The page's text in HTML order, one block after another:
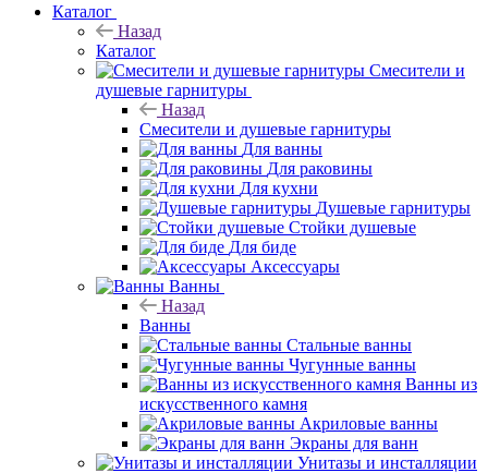
Каталог
Назад
Каталог
Смесители и
душевые гарнитуры
Назад
Смесители и душевые гарнитуры
Для ванны
Для раковины
Для кухни
Душевые гарнитуры
Стойки душевые
Для биде
Аксессуары
Ванны
Назад
Ванны
Стальные ванны
Чугунные ванны
Ванны из
искусственного камня
Акриловые ванны
Экраны для ванн
Унитазы и инсталляции